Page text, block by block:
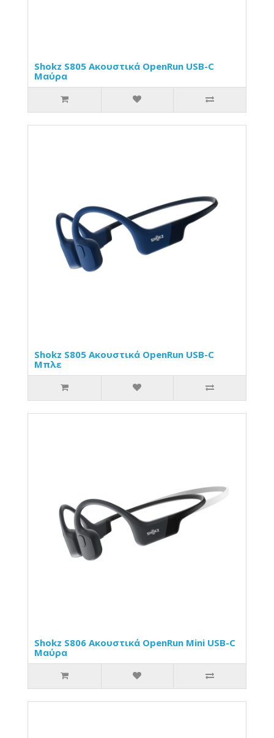
Shokz S805 Ακουστικά OpenRun USB-C
Μαύρα
Shokz S805 Ακουστικά OpenRun USB-C
Μπλε
Shokz S806 Ακουστικά OpenRun Mini USB-C
Μαύρα